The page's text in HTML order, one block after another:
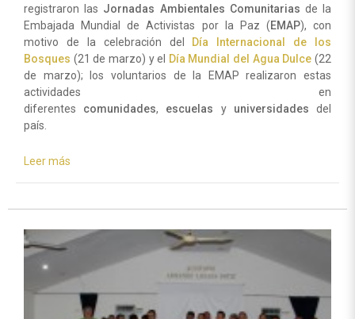
registraron las Jornadas Ambientales Comunitarias de la
Embajada Mundial de Activistas por la Paz (EMAP), con
motivo de la celebración del
Día Internacional de los
Bosques (21 de marzo) y el Día Mundial del Agua Dulce(22
de marzo); los voluntarios de la EMAP realizaron estas
actividades en
diferentes comunidades, escuelas y universidades del
país.
Leer más
de
recibieron
las
Jornadas
Ambientales